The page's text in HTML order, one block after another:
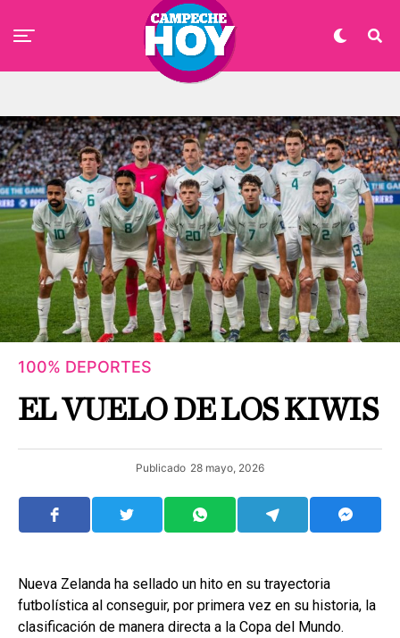
100% DEPORTES
EL VUELO DE LOS KIWIS
Publicado 28 mayo, 2026
Nueva Zelanda ha sellado un hito en su trayectoria
futbolística al conseguir, por primera vez en su historia, la
clasificación de manera directa a la Copa del Mundo.